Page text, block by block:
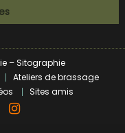
bouchée de pain ?
craft à Marseille
brassicole
bouchée de pain ?
– Sitographie
Ateliers de brassage
Sites amis